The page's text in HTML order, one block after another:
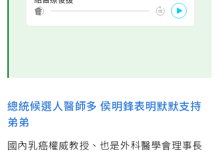
總統候選人醫師多 侯明鋒表明默默支持
弟弟
國內乳癌權威教授、也是外科醫學會理事長